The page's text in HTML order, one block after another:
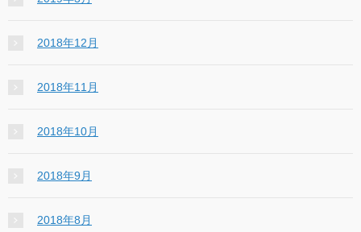
2018年12月
2018年11月
2018年10月
2018年9月
2018年8月